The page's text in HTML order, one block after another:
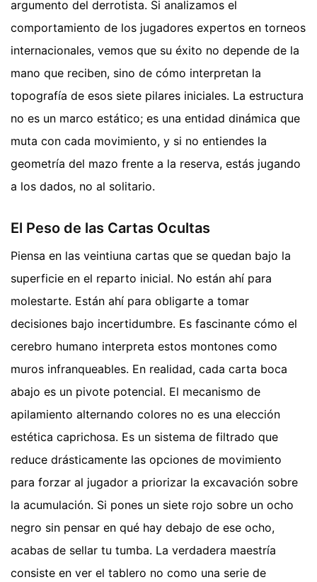
argumento del derrotista. Si analizamos el
comportamiento de los jugadores expertos en torneos
internacionales, vemos que su éxito no depende de la
mano que reciben, sino de cómo interpretan la
topografía de esos siete pilares iniciales. La estructura
no es un marco estático; es una entidad dinámica que
muta con cada movimiento, y si no entiendes la
geometría del mazo frente a la reserva, estás jugando
a los dados, no al solitario.
El Peso de las Cartas Ocultas
Piensa en las veintiuna cartas que se quedan bajo la
superficie en el reparto inicial. No están ahí para
molestarte. Están ahí para obligarte a tomar
decisiones bajo incertidumbre. Es fascinante cómo el
cerebro humano interpreta estos montones como
muros infranqueables. En realidad, cada carta boca
abajo es un pivote potencial. El mecanismo de
apilamiento alternando colores no es una elección
estética caprichosa. Es un sistema de filtrado que
reduce drásticamente las opciones de movimiento
para forzar al jugador a priorizar la excavación sobre
la acumulación. Si pones un siete rojo sobre un ocho
negro sin pensar en qué hay debajo de ese ocho,
acabas de sellar tu tumba. La verdadera maestría
consiste en ver el tablero no como una serie de